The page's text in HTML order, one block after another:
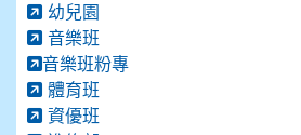
幼兒園
音樂班
音樂班粉專
體育班
資優班